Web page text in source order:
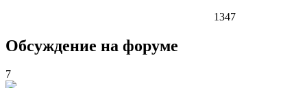
1347
Обсуждение на форуме
7